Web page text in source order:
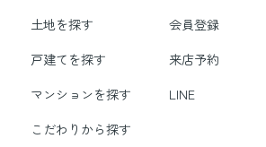
土地を探す
会員登録
戸建てを探す
来店予約
マンションを探す
LINE
こだわりから探す